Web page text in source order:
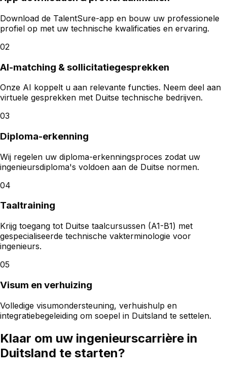
Download de TalentSure-app en bouw uw professionele
profiel op met uw technische kwalificaties en ervaring.
02
AI-matching & sollicitatiegesprekken
Onze AI koppelt u aan relevante functies. Neem deel aan
virtuele gesprekken met Duitse technische bedrijven.
03
Diploma-erkenning
Wij regelen uw diploma-erkenningsproces zodat uw
ingenieursdiploma's voldoen aan de Duitse normen.
04
Taaltraining
Krijg toegang tot Duitse taalcursussen (A1-B1) met
gespecialiseerde technische vakterminologie voor
ingenieurs.
05
Visum en verhuizing
Volledige visumondersteuning, verhuishulp en
integratiebegeleiding om soepel in Duitsland te settelen.
Klaar om uw ingenieurscarrière in
Duitsland te starten?